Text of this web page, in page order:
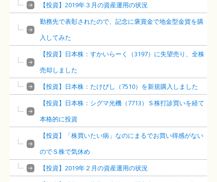
【投資】2019年３月の資産運用の状況
勤務先で表彰されたので、記念に褒賞金で地金型金貨を購
入してみた
【投資】日本株：すかいらーく（3197）に失望売り、全株
売却しました
【投資】日本株：たけびし（7510）を新規購入しました
【投資】日本株：シグマ光機（7713）Ｓ株打診買いを経て
本格的に投資
【投資】「株買いたい病」なのにまるでお買い得感がない
のでＳ株で気休め
【投資】2019年２月の資産運用の状況